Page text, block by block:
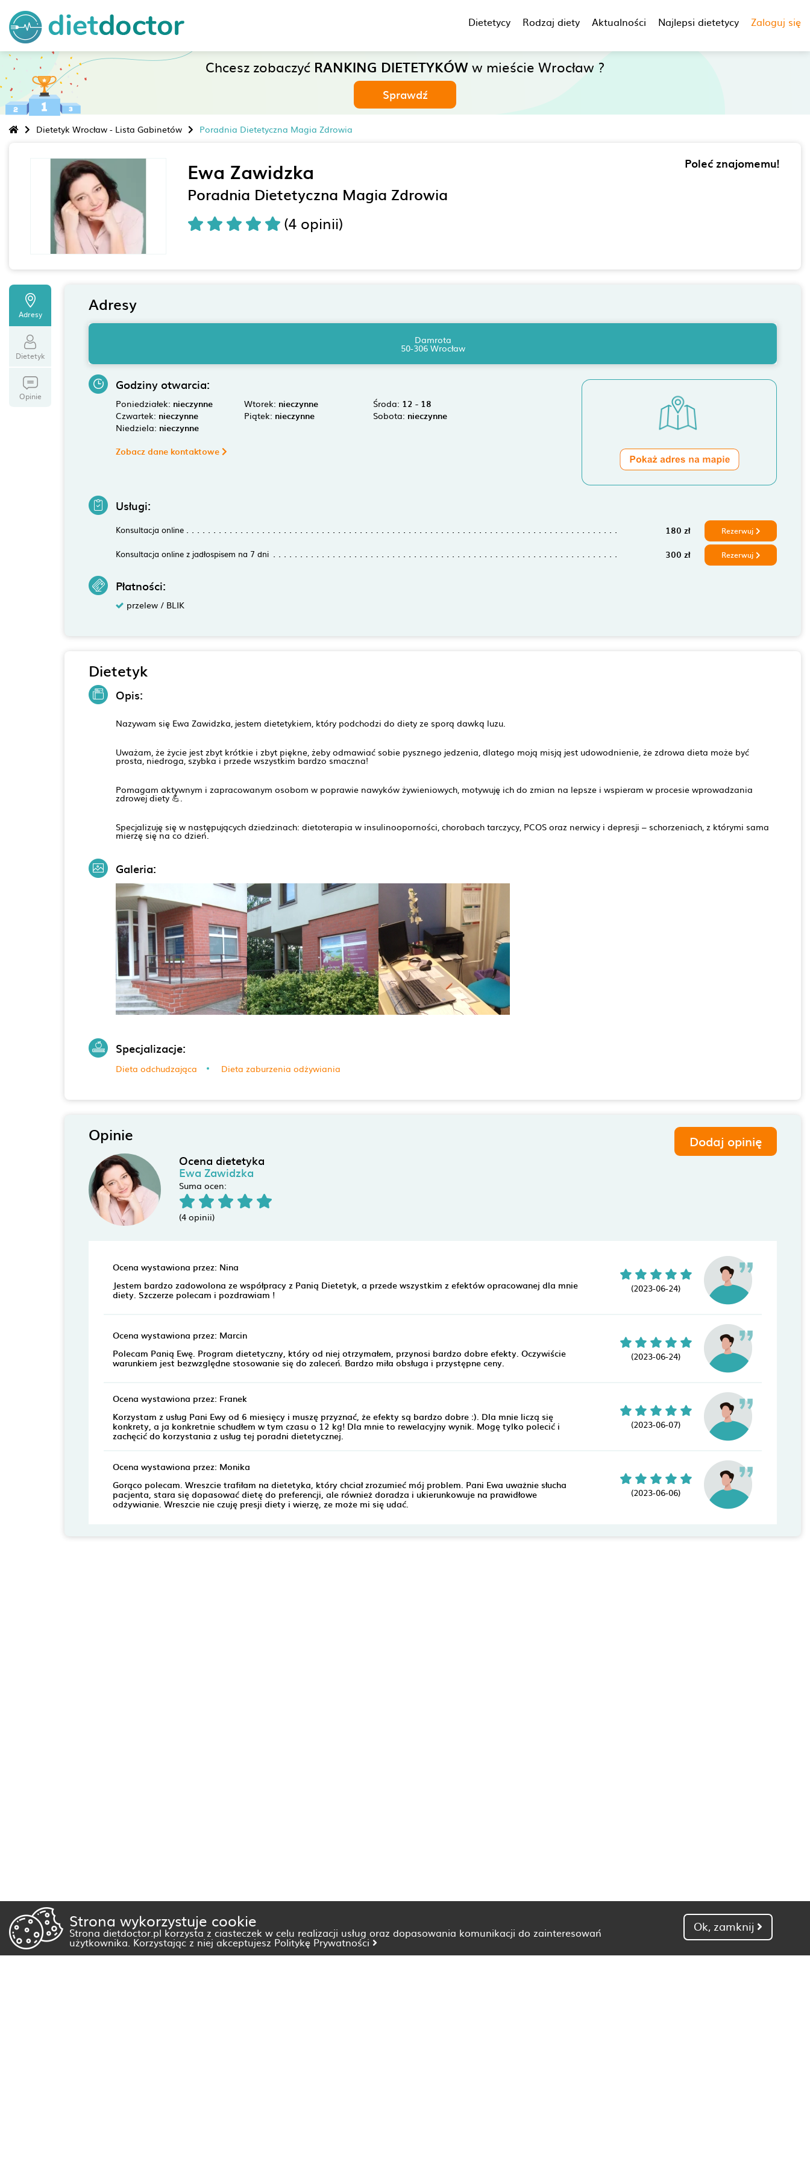
Strona wykorzystuje cookie
Strona dietdoctor.pl korzysta z ciasteczek w celu realizacji usług oraz dopasowania komunikacji do zainteresowań
użytkownika. Korzystając z niej akceptujesz Politykę Prywatności
Ok, zamknij
Dietetycy Rodzaj diety Aktualności Najlepsi dietetycy Zaloguj się
Chcesz zobaczyć RANKING DIETETYKÓWw mieście Wrocław ?
Sprawdź
Dietetyk Wrocław - Lista Gabinetów Poradnia Dietetyczna Magia Zdrowia
Ewa Zawidzka
Poradnia Dietetyczna Magia Zdrowia
(4 opinii)
Poleć znajomemu!
Adresy
Dietetyk
Opinie
Adresy
Damrota
50-306 Wrocław
Godziny otwarcia:
Poniedziałek: nieczynne Wtorek: nieczynne Środa: 12 - 18
Czwartek: nieczynne Piątek: nieczynne Sobota: nieczynne
Niedziela: nieczynne
Zobacz dane kontaktowe
Usługi:
Konsultacja online 180 zł Rezerwuj
Konsultacja online z jadłospisem na 7 dni 300 zł Rezerwuj
Płatności:
przelew / BLIK
Dietetyk
Opis:
Nazywam się Ewa Zawidzka, jestem dietetykiem, który podchodzi do diety ze sporą dawką luzu.⁠
⁠Uważam, że życie jest zbyt krótkie i zbyt piękne, żeby odmawiać sobie pysznego jedzenia, dlatego moją misją jest udowodnienie, że zdrowa dieta może być
prosta, niedroga, szybka i przede wszystkim bardzo smaczna!⁠
⁠Pomagam aktywnym i zapracowanym osobom w poprawie nawyków żywieniowych, motywuję ich do zmian na lepsze i wspieram w procesie wprowadzania
zdrowej diety 💪.⁠
⁠Specjalizuję się w następujących dziedzinach: dietoterapia w insulinooporności, chorobach tarczycy, PCOS oraz nerwicy i depresji – schorzeniach, z którymi sama
mierzę się na co dzień.
Galeria:
Specjalizacje:
Dieta odchudzająca Dieta zaburzenia odżywiania
Opinie Dodaj opinię
Ocena dietetyka
Ewa Zawidzka
Suma ocen:
(4 opinii)
Ocena wystawiona przez: Nina
Jestem bardzo zadowolona ze współpracy z Panią Dietetyk, a przede wszystkim z efektów opracowanej dla mnie
diety. Szczerze polecam i pozdrawiam ! (2023-06-24)
Ocena wystawiona przez: Marcin
Polecam Panią Ewę. Program dietetyczny, który od niej otrzymałem, przynosi bardzo dobre efekty. Oczywiście
warunkiem jest bezwzględne stosowanie się do zaleceń. Bardzo miła obsługa i przystępne ceny. (2023-06-24)
Ocena wystawiona przez: Franek
Korzystam z usług Pani Ewy od 6 miesięcy i muszę przyznać, że efekty są bardzo dobre :). Dla mnie liczą się
konkrety, a ja konkretnie schudłem w tym czasu o 12 kg! Dla mnie to rewelacyjny wynik. Mogę tylko polecić i
zachęcić do korzystania z usług tej poradni dietetycznej.
(2023-06-07)
Ocena wystawiona przez: Monika
Gorąco polecam. Wreszcie trafiłam na dietetyka, który chciał zrozumieć mój problem. Pani Ewa uważnie słucha
pacjenta, stara się dopasować dietę do preferencji, ale również doradza i ukierunkowuje na prawidłowe
odżywianie. Wreszcie nie czuję presji diety i wierzę, ze może mi się udać.
(2023-06-06)